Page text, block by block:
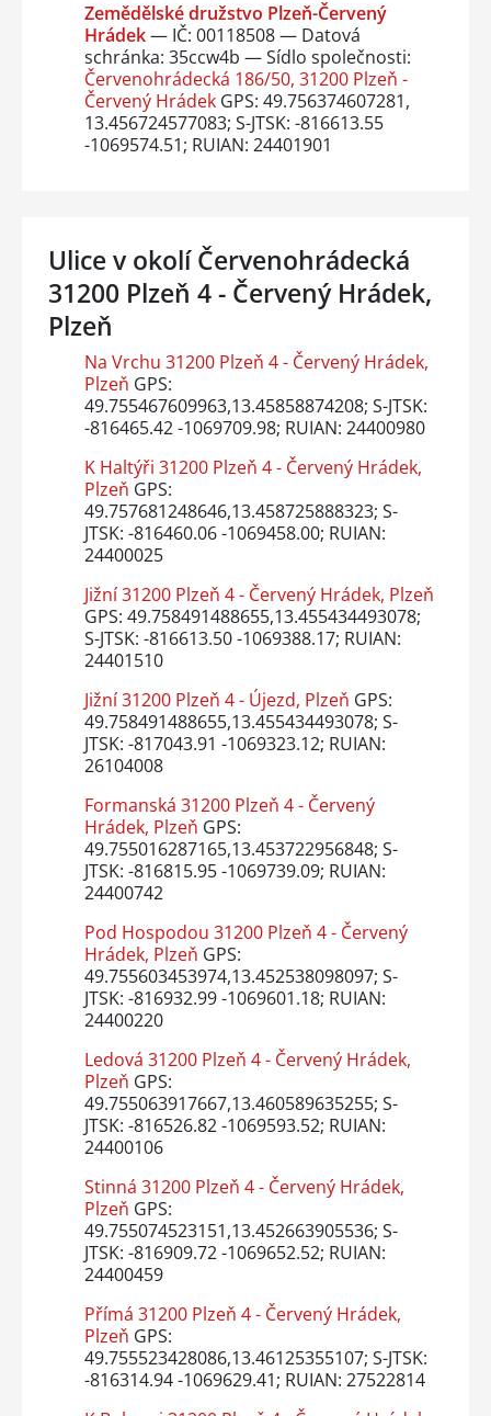
Zemědělské družstvo Plzeň-Červený
Hrádek— IČ: 00118508 — Datová
schránka: 35ccw4b — Sídlo společnosti:
Červenohrádecká 186/50, 31200 Plzeň -
Červený HrádekGPS: 49.756374607281,
13.456724577083; S-JTSK: -816613.55
-1069574.51; RUIAN: 24401901
Ulice v okolí Červenohrádecká
31200 Plzeň 4 - Červený Hrádek,
Plzeň
Na Vrchu 31200 Plzeň 4 - Červený Hrádek,
Plzeň GPS:
49.755467609963,13.45858874208; S-JTSK:
-816465.42 -1069709.98; RUIAN: 24400980
K Haltýři 31200 Plzeň 4 - Červený Hrádek,
Plzeň GPS:
49.757681248646,13.458725888323; S-
JTSK: -816460.06 -1069458.00; RUIAN:
24400025
Jižní 31200 Plzeň 4 - Červený Hrádek, Plzeň
GPS: 49.758491488655,13.455434493078;
S-JTSK: -816613.50 -1069388.17; RUIAN:
24401510
Jižní 31200 Plzeň 4 - Újezd, Plzeň GPS:
49.758491488655,13.455434493078; S-
JTSK: -817043.91 -1069323.12; RUIAN:
26104008
Formanská 31200 Plzeň 4 - Červený
Hrádek, Plzeň GPS:
49.755016287165,13.453722956848; S-
JTSK: -816815.95 -1069739.09; RUIAN:
24400742
Pod Hospodou 31200 Plzeň 4 - Červený
Hrádek, Plzeň GPS:
49.755603453974,13.452538098097; S-
JTSK: -816932.99 -1069601.18; RUIAN:
24400220
Ledová 31200 Plzeň 4 - Červený Hrádek,
Plzeň GPS:
49.755063917667,13.460589635255; S-
JTSK: -816526.82 -1069593.52; RUIAN:
24400106
Stinná 31200 Plzeň 4 - Červený Hrádek,
Plzeň GPS:
49.755074523151,13.452663905536; S-
JTSK: -816909.72 -1069652.52; RUIAN:
24400459
Přímá 31200 Plzeň 4 - Červený Hrádek,
Plzeň GPS:
49.755523428086,13.46125355107; S-JTSK:
-816314.94 -1069629.41; RUIAN: 27522814